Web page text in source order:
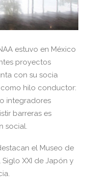
estuvo en México
proyectos
con su socia
como hilo conductor:
integradores
barreras es
social.
el Museo de
XXI de Japón y